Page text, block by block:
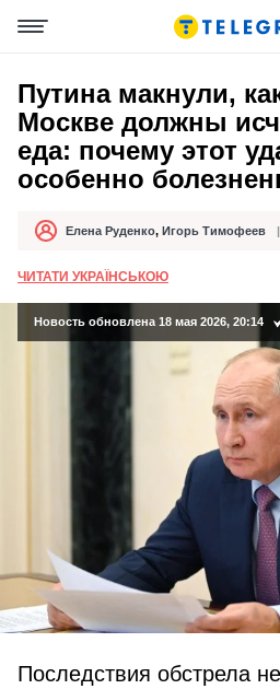
Путина макнули,
Москве должны
еда: почему этот
особенно
АвторЕлена Руденко, Игорь Тимофеев
Дата публикации
ЧИТАТИ УКРАЇНСЬКОЮ
Новость обновлена 18 мая 2026, 20:14
Последствия обстрела